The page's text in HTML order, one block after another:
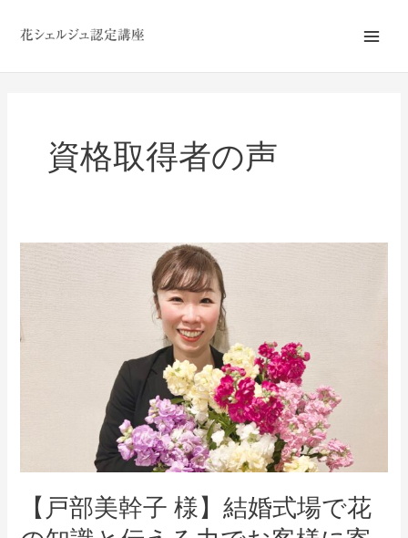
Menu
資格取得者の声
【戸部美幹子 様】結婚式場で花
場